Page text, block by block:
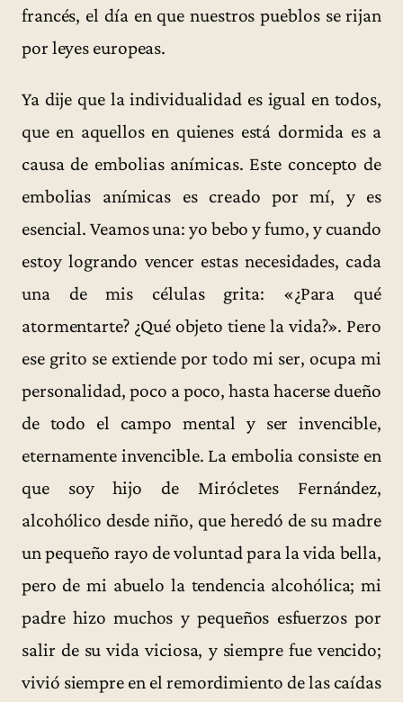
francés, el día en que nuestros pueblos se rijan
por leyes europeas.
Ya dije que la individualidad es igual en todos,
que en aquellos en quienes está dormida es a
causa de embolias anímicas. Este concepto de
embolias anímicas es creado por mí, y es
esencial. Veamos una: yo bebo y fumo, y cuando
estoy logrando vencer estas necesidades, cada
una de mis células grita: «¿Para qué
atormentarte? ¿Qué objeto tiene la vida?». Pero
ese grito se extiende por todo mi ser, ocupa mi
personalidad, poco a poco, hasta hacerse dueño
de todo el campo mental y ser invencible,
eternamente invencible. La embolia consiste en
que soy hijo de Mirócletes Fernández,
alcohólico desde niño, que heredó de su madre
un pequeño rayo de voluntad para la vida bella,
pero de mi abuelo la tendencia alcohólica; mi
padre hizo muchos y pequeños esfuerzos por
salir de su vida viciosa, y siempre fue vencido;
vivió siempre en el remordimiento de las caídas